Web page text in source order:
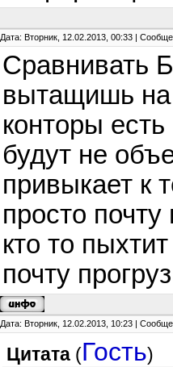
Дата: Вторник, 12.02.2013, 00:33 |
Сравнивать
вытащишь на
конторы
будут не
привыкает к
просто
кто то
почту
Дата: Вторник, 12.02.2013, 10:23 |
Цитата (Гость)